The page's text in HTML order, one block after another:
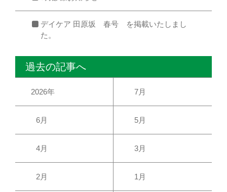
デイケア 田原坂 春号 を掲載いたしまし
た。
過去の記事へ
2026年 7月
6月 5月
4月 3月
2月 1月